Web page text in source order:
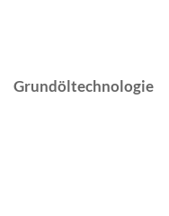
Grundöltechnologie